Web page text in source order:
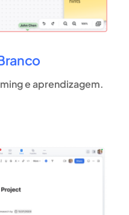
e aprendizagem.